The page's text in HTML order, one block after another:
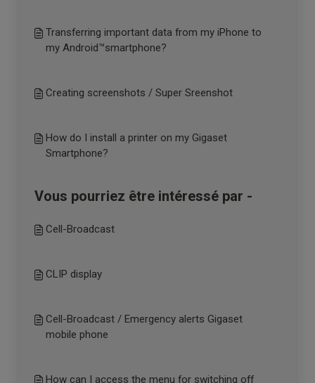
Transferring important data from my iPhone to
my Android™smartphone?
Creating screenshots / Super Sreenshot
How do I install a printer on my Gigaset
Smartphone?
Vous pourriez être intéressé par -
Cell-Broadcast
CLIP display
Cell-Broadcast / Emergency alerts Gigaset
mobile phone
How can I access the menu for switching off